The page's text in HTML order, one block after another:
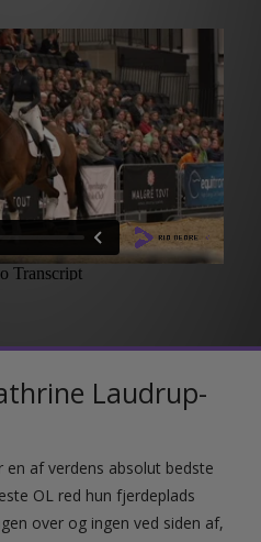
Laudrup-
af verdens absolut bedste
OL red hun fjerdeplads
over og ingen ved siden af,